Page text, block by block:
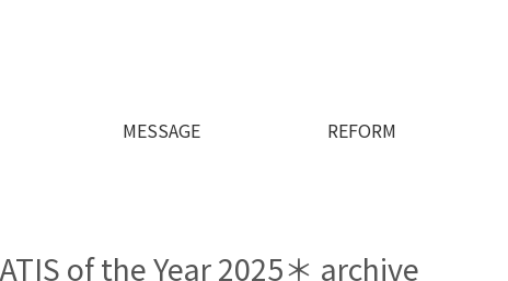
MESSAGE REFORM
of the Year 2025＊ archive